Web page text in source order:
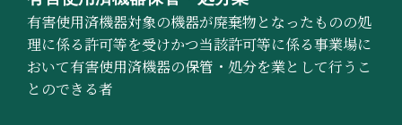
有害使用済機器対象の機器が廃棄物となったものの処
理に係る許可等を受けかつ当該許可等に係る事業場に
おいて有害使用済機器の保管・処分を業として行うこ
とのできる者